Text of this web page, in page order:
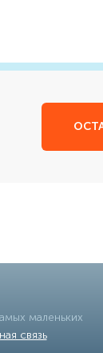
маленьких
связь